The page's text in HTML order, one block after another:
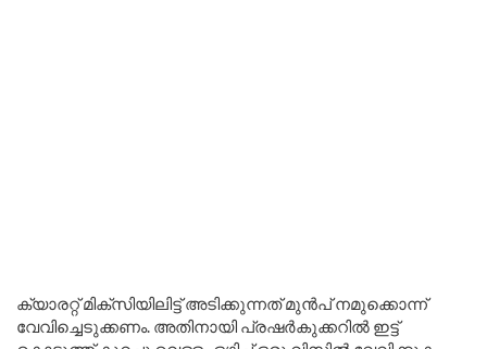
ക്യാരറ്റ് മിക്സിയിലിട്ട് അടിക്കുന്നത് മുൻപ് നമുക്കൊന്ന്
വേവിച്ചെടുക്കണം. അതിനായി പ്രഷർകുക്കറിൽ ഇട്ട്